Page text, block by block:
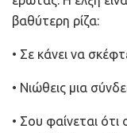
βαθύτερη ρίζα:
• Σε κάνει να
• Νιώθεις μια
• Σου φαίνεται